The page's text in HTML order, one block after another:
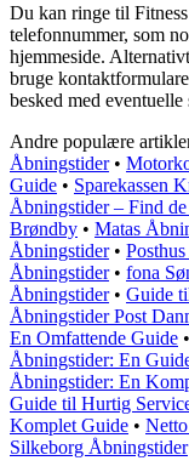
Du kan ringe til
telefonnummer, som
hjemmeside.
bruge
besked med
Andre populære
Åbningstider•
Guide • Sparekassen
Åbningstider – Find
Brøndby • Matas
Åbningstider•
Åbningstider• fona
Åbningstider• Guide
Åbningstider Post
En Omfattende Guide •
Åbningstider: En
Åbningstider: En
Guide til Hurtig
Komplet Guide •
Silkeborg Åbningstider